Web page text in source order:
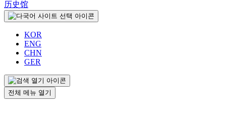
历史馆
KOR
ENG
CHN
GER
전체 메뉴 열기